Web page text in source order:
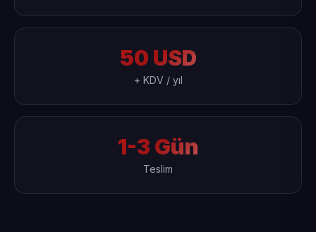
50 USD
+ KDV / yıl
1-3 Gün
Teslim